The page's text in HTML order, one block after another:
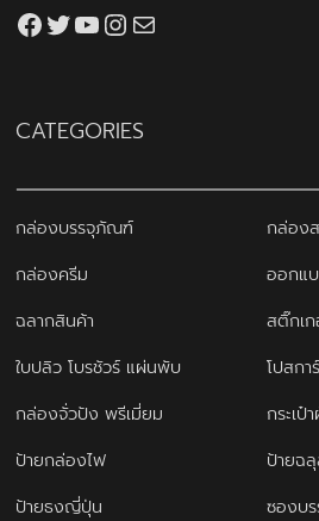
Facebook
Twitter
YouTube
Instagram
CATEGORIES
กล่องบรรจุภัณฑ์
กล่อง
กล่องครีม
ออกแ
ฉลากสินค้า
สติ๊กเ
ใบปลิว โบรชัวร์ แผ่นพับ
โปสก
กล่องจั่วปัง พรีเมี่ยม
กระเป๋
ป้ายกล่องไฟ
ป้ายฉ
ป้ายธงญี่ปุ่น
ซองบ